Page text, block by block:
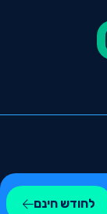
לחודש חינם
© 2026 כל הזכויות שמורות ל OK2GO שעון